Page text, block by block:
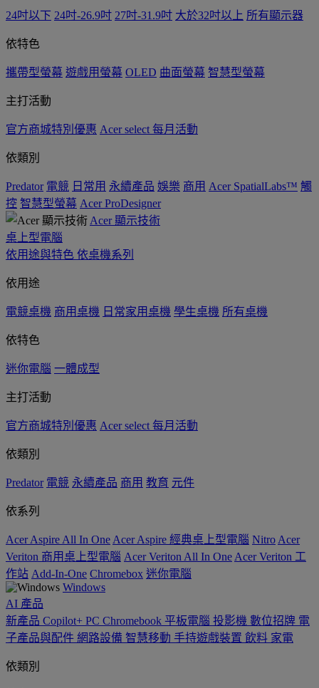
24吋以下 24吋-26.9吋 27吋-31.9吋 大於32吋以上 所有顯示器
依特色
攜帶型螢幕 遊戲用螢幕 OLED 曲面螢幕 智慧型螢幕
主打活動
官方商城特別優惠 Acer select 每月活動
依類別
Predator 電競 日常用 永續產品 娛樂 商用 Acer SpatialLabs™ 觸
控 智慧型螢幕 Acer ProDesigner
Acer 顯示技術
桌上型電腦
依用途與特色 依桌機系列
依用途
電競桌機 商用桌機 日常家用桌機 學生桌機 所有桌機
依特色
迷你電腦 一體成型
主打活動
官方商城特別優惠 Acer select 每月活動
依類別
Predator 電競 永續產品 商用 教育 元件
依系列
Acer Aspire All In One Acer Aspire 經典桌上型電腦 Nitro Acer
Veriton 商用桌上型電腦 Acer Veriton All In One Acer Veriton 工
作站 Add-In-One Chromebox 迷你電腦
Windows
AI 產品
新產品 Copilot+ PC Chromebook 平板電腦 投影機 數位招牌 電
子產品與配件 網路設備 智慧移動 手持遊戲裝置 飲料 家電
依類別